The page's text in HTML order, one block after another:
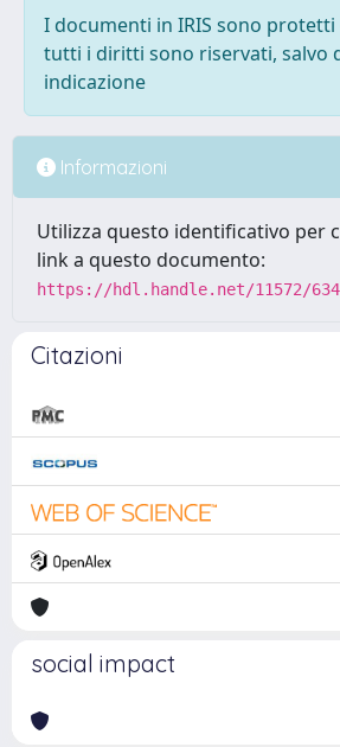
I documenti in IRIS sono
tutti i diritti sono riservati, salvo
indicazione
Informazioni
Utilizza questo identificativo per
link a questo documento:
https://hdl.handle.net/11572/
Citazioni
social impact